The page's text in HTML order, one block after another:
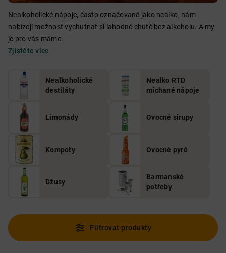
Nealkoholické nápoje, často označované jako nealko, nám
nabízejí možnost vychutnat si lahodné chutě bez alkoholu. A my
je pro vás máme.
Zjistěte více
Nealkoholické
destiláty
Nealko RTD
míchané nápoje
Limonády Ovocné sirupy
Kompoty Ovocné pyré
Džusy
Barmanské
potřeby
Filtrovat produkty